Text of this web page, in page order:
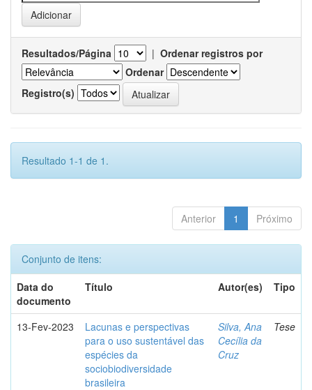
Resultados/Página | Ordenar registros por
Ordenar
Registro(s)
Resultado 1-1 de 1.
Anterior 1 Próximo
Conjunto de itens:
Data do
documento
Título Autor(es) Tipo
13-Fev-2023
Lacunas e perspectivas
para o uso sustentável das
espécies da
sociobiodiversidade
brasileira
Silva, Ana
Cecília da
Cruz
Tese